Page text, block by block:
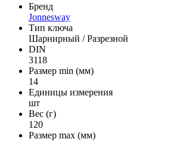
Бренд
Jonnesway
Тип ключа
Шарнирный / Разрезной
DIN
3118
Размер min (мм)
14
Единицы измерения
шт
Вес (г)
120
Размер max (мм)